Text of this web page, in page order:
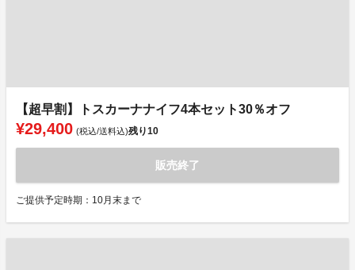
【超早割】トスカーナナイフ4本セット30％オフ
¥29,400 (税込/送料込)残り10
販売終了
ご提供予定時期：10月末まで